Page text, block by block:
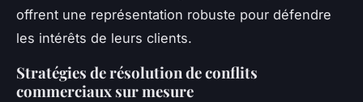
offrent une représentation robuste pour défendre
les intérêts de leurs clients.
Stratégies de résolution de conflits
commerciaux sur mesure